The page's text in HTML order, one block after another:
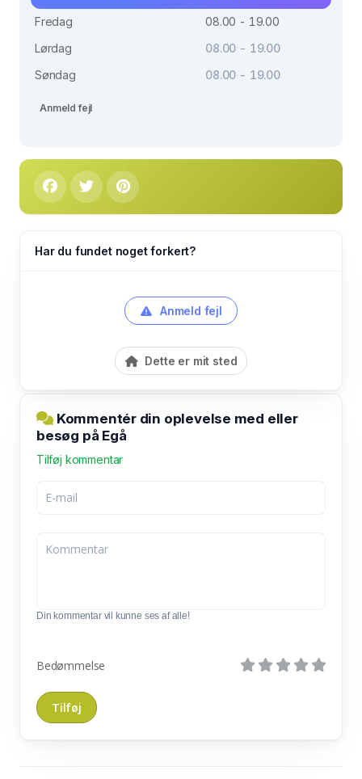
Fredag
08.00 - 19.00
Lørdag
08.00 - 19.00
Søndag
08.00 - 19.00
Anmeld fejl
Har du fundet noget forkert?
Anmeld fejl
Dette er mit sted
Kommentér din oplevelse med eller
besøg på Egå
Tilføj kommentar
Din kommentar vil kunne ses af alle!
Bedømmelse